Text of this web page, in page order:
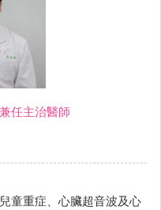
任主治醫師
童重症、心臟超音波及心